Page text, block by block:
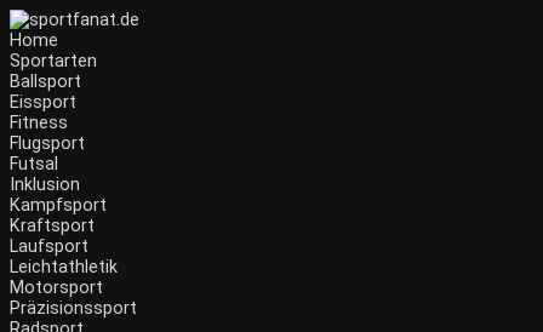
Home
Sportarten
Ballsport
Eissport
Fitness
Flugsport
Futsal
Inklusion
Kampfsport
Kraftsport
Laufsport
Leichtathletik
Motorsport
Präzisionssport